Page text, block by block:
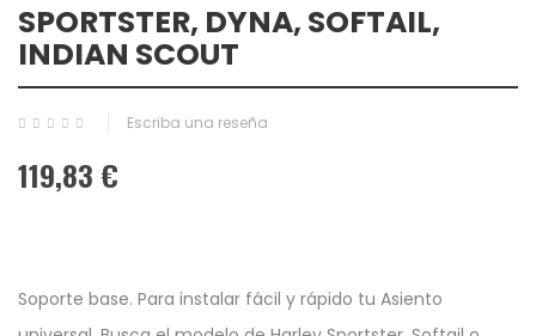
SPORTSTER, DYNA, SOFTAIL,
INDIAN SCOUT
Escriba una reseña
119,83 €
Soporte base. Para instalar fácil y rápido tu Asiento